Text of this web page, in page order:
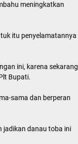
meningkatkan
itu penyelamatannya
ini, karena sekarang
Bupati.
sama dan berperan
jadikan danau toba ini